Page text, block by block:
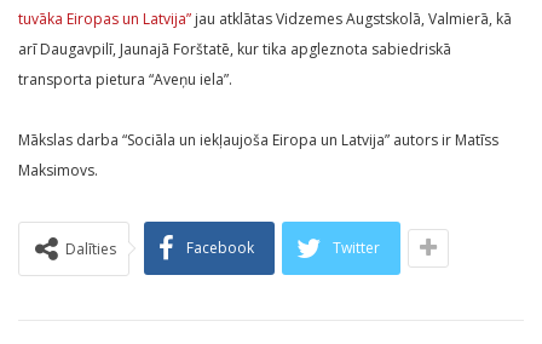
tuvāka Eiropas un Latvija” jau atklātas Vidzemes Augstskolā, Valmierā, kā
arī Daugavpilī, Jaunajā Forštatē, kur tika apgleznota sabiedriskā
transporta pietura “Aveņu iela”.
Mākslas darba “Sociāla un iekļaujoša Eiropa un Latvija” autors ir Matīss
Maksimovs.
Dalīties Facebook Twitter